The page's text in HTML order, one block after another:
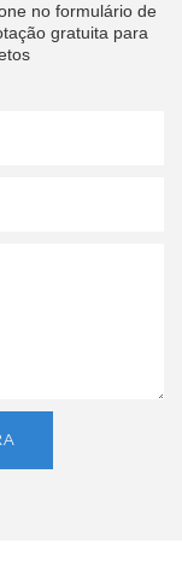
no formulário de
gratuita para